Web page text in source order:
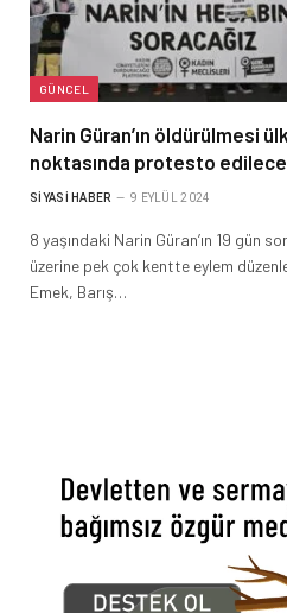
GÜNCEL
Narin Güran’ın öldürülmesi
noktasında protesto
SIYASI HABER 9 EYLÜL 2024
8 yaşındaki Narin Güran’ın 19 gün
üzerine pek çok kentte eylem
Emek, Barış…